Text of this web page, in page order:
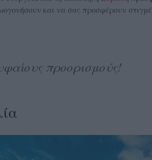
και να σας προσφέρουν
προορισμούς!